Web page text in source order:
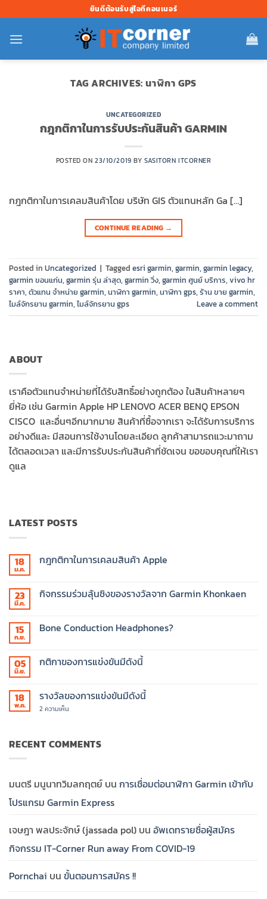
ไป
ยัง
ยินดีต้อนรับสู่ไอทีคอนเนอร์
TAG ARCHIVES: นาฬิกา GPS
UNCATEGORIZED
กฎกติกาในการรับประกันสินค้า GARMIN
POSTED ON23/10/2019 BY SASITORN ITCORNER
กฎกติกาในการเคลมสินค้าโดย บริษัท GIS ตัวแทนหลัก Ga […]
CONTINUE READING →
Posted in Uncategorized | Tagged esri garmin, garmin, garmin legacy,
garmin ขอนแก่น, garmin รุ่น ล่าสุด, garmin วิ่ง, garmin ศูนย์ บริการ, vivo hr
ราคา, ตัวแทน จำหน่าย garmin, นาฬิกา garmin, นาฬิกา gps, ร้าน ขาย garmin,
ไมล์จักรยาน garmin,ไมล์จักรยาน gps Leave a comment
ABOUT
เราคือตัวแทนจำหน่ายที่ได้รับสิทธิ์อย่างถูกต้อง ในสินค้าหลายๆ
ยี่ห้อ เช่น Garmin Apple HP LENOVO ACER BENQ EPSON
CISCO และอื่นๆอีกมากมาย สินค้าที่ซื้อจากเรา จะได้รับการบริการ
อย่างดีและ มีสอนการใช้งานโดยละเอียด ลูกค้าสามารถแวะมาถาม
ได้ตลอดเวลา และมีการรับประกันสินค้าที่ชัดเจน ขอขอบคุณที่ให้เรา
ดูแล
LATEST POSTS
18
ม.ค.
กฎกติกาในการเคลมสินค้า Apple
บน
การ
เคลม
23
มี.ค.
กิจกรรมร่วมลุ้นชิงของรางวัลจาก Garmin Khonkaen
บน
ชิง
ของ
Garmin
Khonkaen
15
ก.ย.
Bone Conduction Headphones?
บน
05
มิ.ย.
กติกาของการแข่งขันมีดังนี้
บน
กติกา
ของ
ดังนี้
18
พ.ค.
รางวัลของการแข่งขันมีดังนี้
2 ความเห็น
แข่งขัน
มี
RECENT COMMENTS
มนตรี มนูนาทวิมลกฤตย์ บน การเชื่อมต่อนาฬิกา Garmin เข้ากับ
โปรแกรม Garmin Express
เจษฎา พลประจักษ์ (jassada pol) บน อัพเดทรายชื่อผู้สมัคร
กิจกรรม IT-Corner Run away From COVID-19
Pornchai บน ขั้นตอนการสมัคร !!